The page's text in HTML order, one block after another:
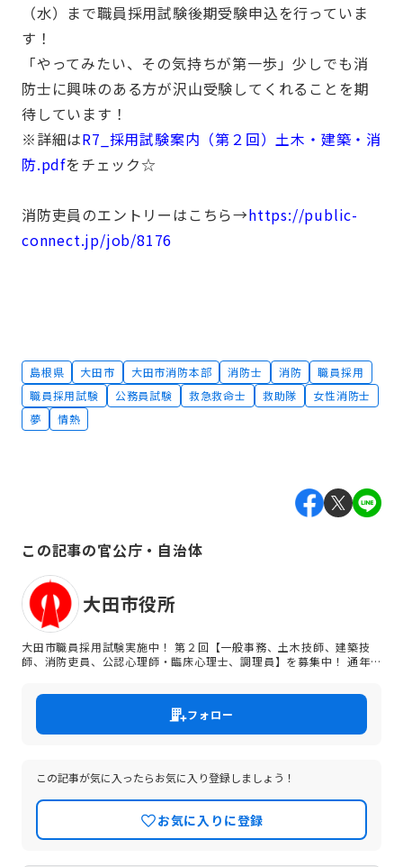
（水）まで職員採用試験後期受験申込を行っていま
す！
「やってみたい、その気持ちが第一歩」少しでも消
防士に興味のある方が沢山受験してくれることを期
待しています！
※詳細はR7_採用試験案内（第２回）土木・建築・消
防.pdfをチェック☆
消防吏員のエントリーはこちら→https://public-
connect.jp/job/8176
島根県 大田市 大田市消防本部 消防士 消防
職員採用
職員採用試験
公務員試験 救急救命士 救助隊
女性消防士
夢
情熱
この記事の官公庁・自治体
大田市役所
大田市職員採用試験実施中！ 第２回【一般事務、土木技師、建築技
師、消防吏員、公認心理師・臨床心理士、調理員】を募集中！ 通年
フォロー
この記事が気に入ったらお気に入り登録しましょう！
お気に入りに登録